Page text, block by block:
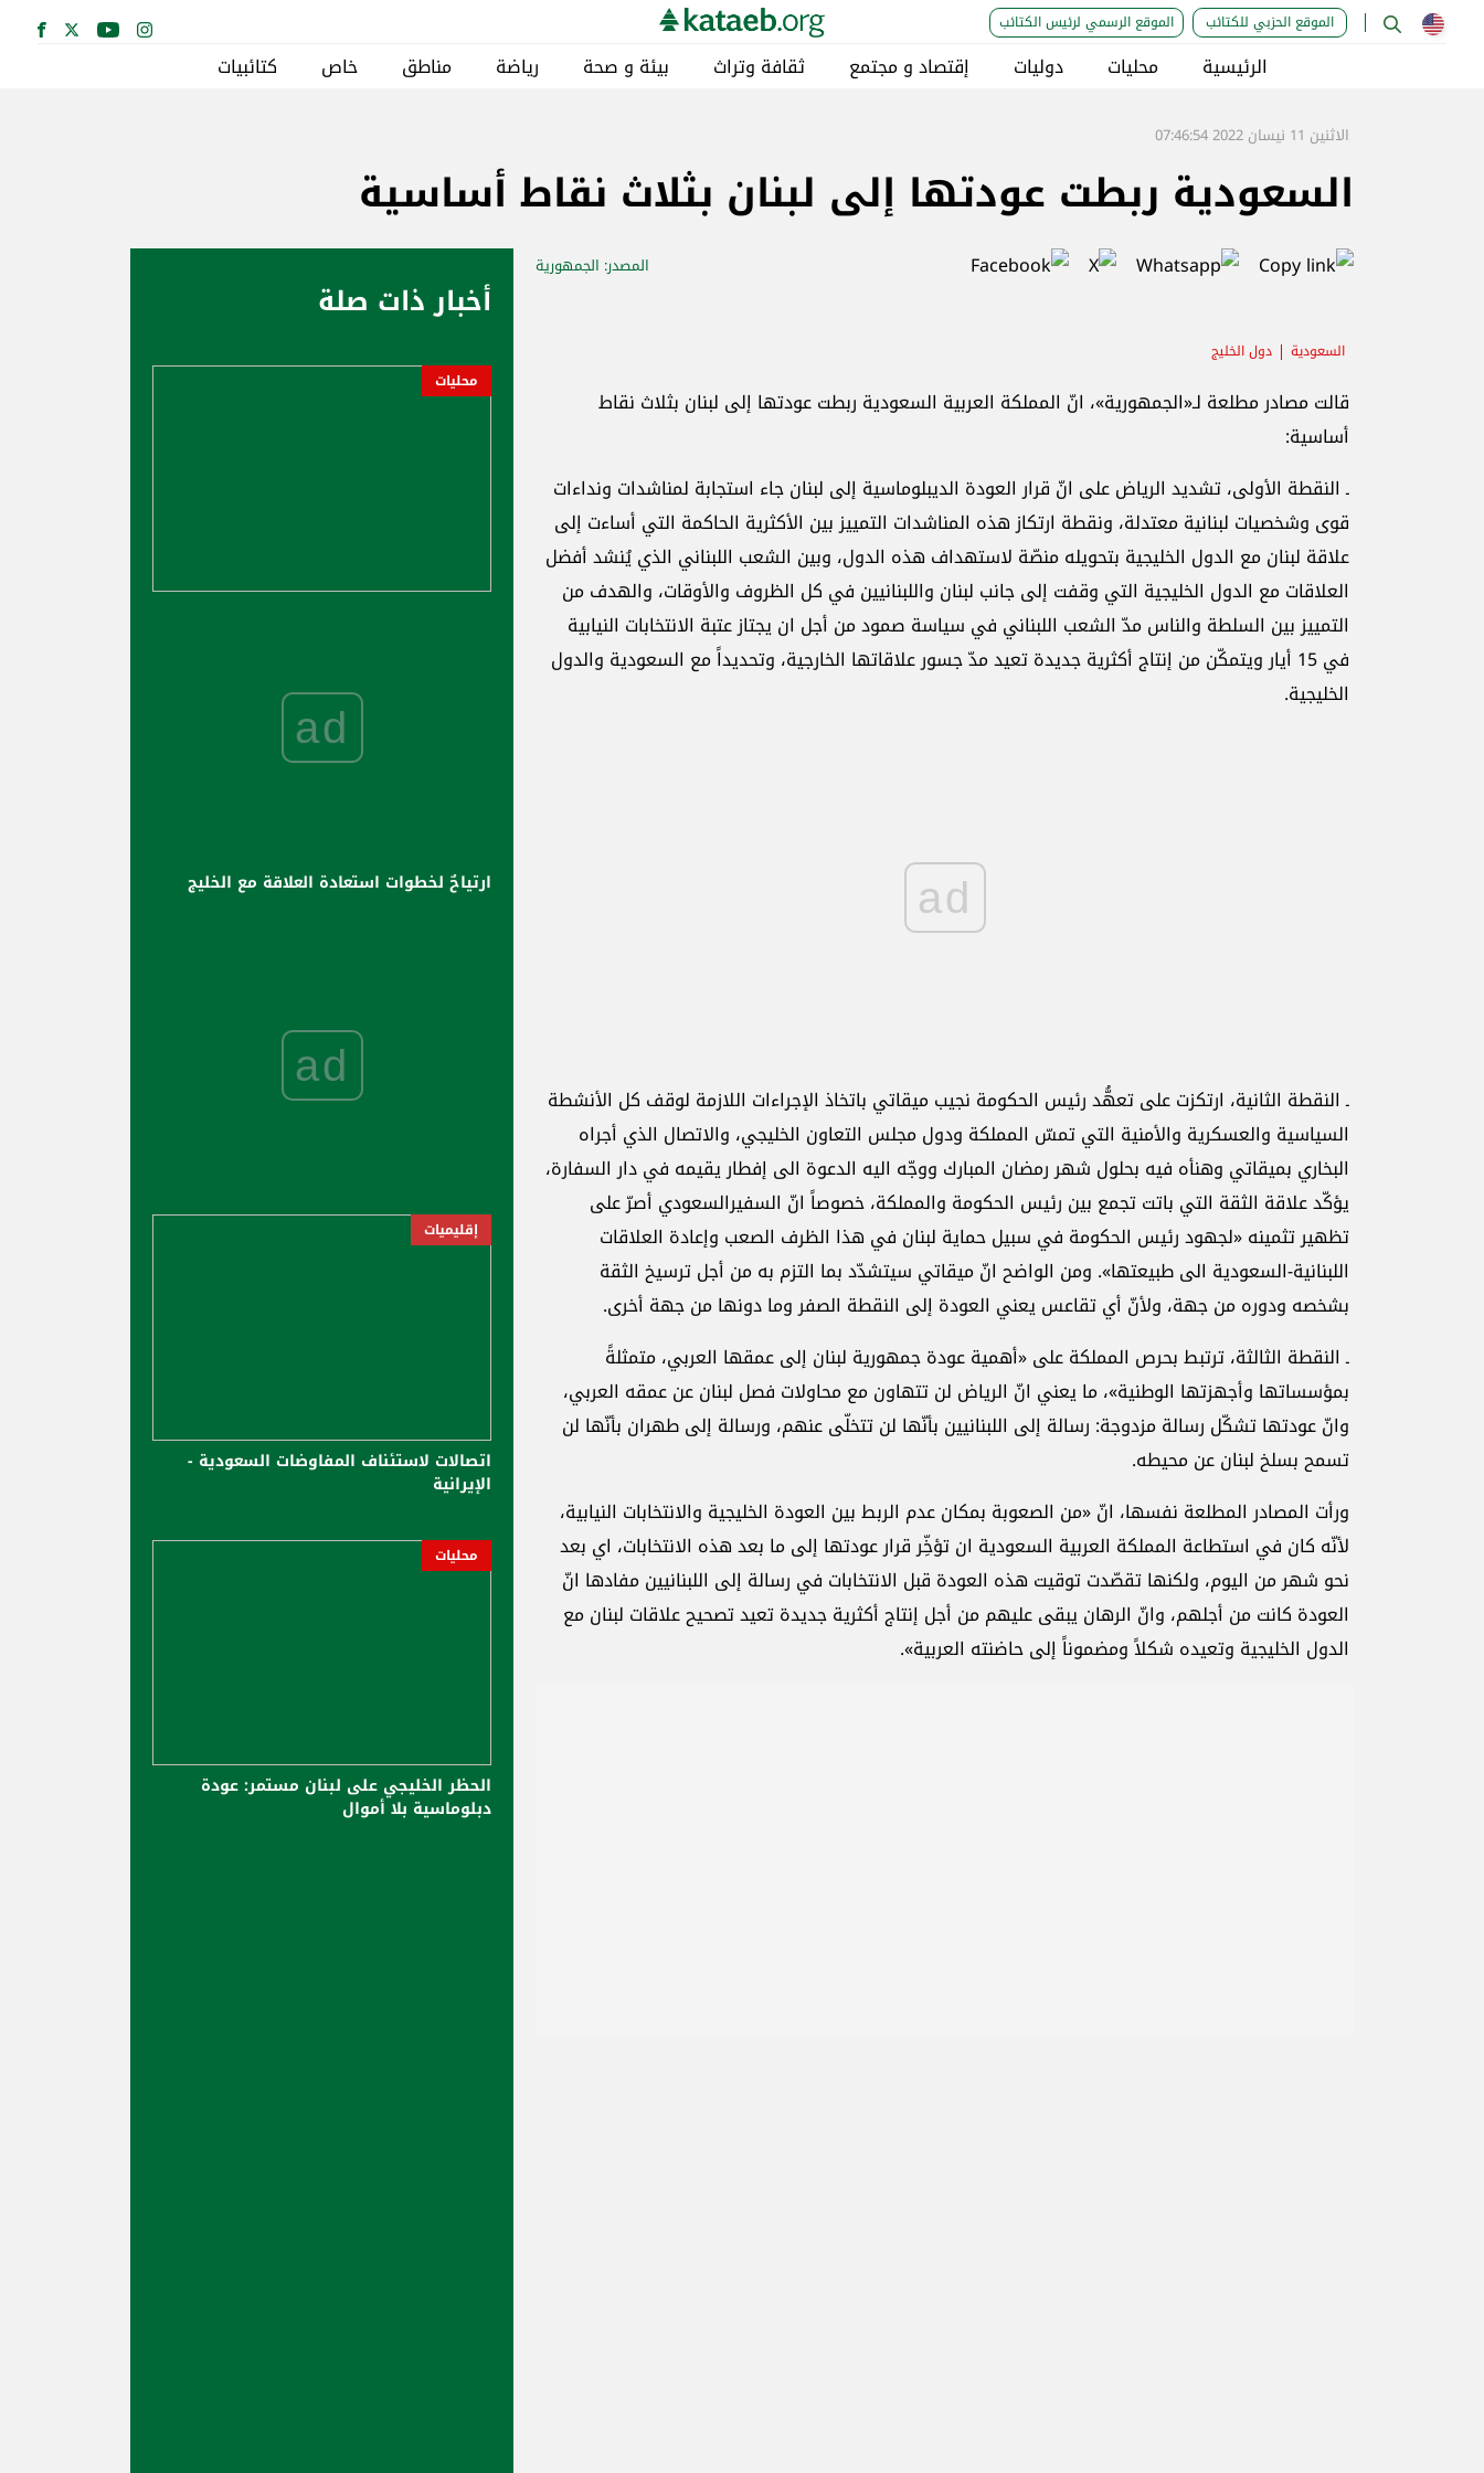
الموقع الحزبي للكتائب الموقع الرسمي لرئيس الكتائب
الرئيسية محليات دوليات إقتصاد و مجتمع ثقافة وتراث بيئة و صحة رياضة مناطق خاص كتائبيات
الاثنين 11 نيسان 2022 07:46:54
السعودية ربطت عودتها إلى لبنان بثلاث نقاط أساسية
المصدر: الجمهورية
السعودية دول الخليج
قالت مصادر مطلعة لـ«الجمهورية»، انّ المملكة العربية السعودية ربطت عودتها إلى لبنان بثلاث نقاط
أساسية:
ـ النقطة الأولى، تشديد الرياض على انّ قرار العودة الديبلوماسية إلى لبنان جاء استجابة لمناشدات ونداءات
قوى وشخصيات لبنانية معتدلة، ونقطة ارتكاز هذه المناشدات التمييز بين الأكثرية الحاكمة التي أساءت إلى
علاقة لبنان مع الدول الخليجية بتحويله منصّة لاستهداف هذه الدول، وبين الشعب اللبناني الذي يُنشد أفضل
العلاقات مع الدول الخليجية التي وقفت إلى جانب لبنان واللبنانيين في كل الظروف والأوقات، والهدف من
التمييز بين السلطة والناس مدّ الشعب اللبناني في سياسة صمود من أجل ان يجتاز عتبة الانتخابات النيابية
في 15 أيار ويتمكّن من إنتاج أكثرية جديدة تعيد مدّ جسور علاقاتها الخارجية، وتحديداً مع السعودية والدول
الخليجية.
ad
ـ النقطة الثانية، ارتكزت على تعهُّد رئيس الحكومة نجيب ميقاتي باتخاذ الإجراءات اللازمة لوقف كل الأنشطة
السياسية والعسكرية والأمنية التي تمسّ المملكة ودول مجلس التعاون الخليجي، والاتصال الذي أجراه
البخاري بميقاتي وهنأه فيه بحلول شهر رمضان المبارك ووجّه اليه الدعوة الى إفطار يقيمه في دار السفارة،
يؤكّد علاقة الثقة التي باتت تجمع بين رئيس الحكومة والمملكة، خصوصاً انّ السفيرالسعودي أصرّ على
تظهير تثمينه «لجهود رئيس الحكومة في سبيل حماية لبنان في هذا الظرف الصعب وإعادة العلاقات
اللبنانية-السعودية الى طبيعتها». ومن الواضح انّ ميقاتي سيتشدّد بما التزم به من أجل ترسيخ الثقة
بشخصه ودوره من جهة، ولأنّ أي تقاعس يعني العودة إلى النقطة الصفر وما دونها من جهة أخرى.
ـ النقطة الثالثة، ترتبط بحرص المملكة على «أهمية عودة جمهورية لبنان إلى عمقها العربي، متمثلةً
بمؤسساتها وأجهزتها الوطنية»، ما يعني انّ الرياض لن تتهاون مع محاولات فصل لبنان عن عمقه العربي،
وانّ عودتها تشكّل رسالة مزدوجة: رسالة إلى اللبنانيين بأنّها لن تتخلّى عنهم، ورسالة إلى طهران بأنّها لن
تسمح بسلخ لبنان عن محيطه.
ورأت المصادر المطلعة نفسها، انّ «من الصعوبة بمكان عدم الربط بين العودة الخليجية والانتخابات النيابية،
لأنّه كان في استطاعة المملكة العربية السعودية ان تؤخِّر قرار عودتها إلى ما بعد هذه الانتخابات، اي بعد
نحو شهر من اليوم، ولكنها تقصّدت توقيت هذه العودة قبل الانتخابات في رسالة إلى اللبنانيين مفادها انّ
العودة كانت من أجلهم، وانّ الرهان يبقى عليهم من أجل إنتاج أكثرية جديدة تعيد تصحيح علاقات لبنان مع
الدول الخليجية وتعيده شكلاً ومضموناً إلى حاضنته العربية».
أخبار ذات صلة
محليات
ad
ارتياحٌ لخطوات استعادة العلاقة مع الخليج
ad
إقليميات
اتصالات لاستئناف المفاوضات السعودية -
الإيرانية
محليات
الحظر الخليجي على لبنان مستمر: عودة
دبلوماسية بلا أموال